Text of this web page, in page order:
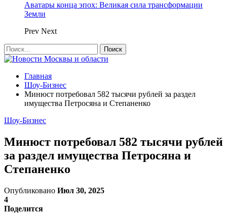
Аватары конца эпох: Великая сила трансформации
Земли
Prev Next
Главная
Шоу-Бизнес
Минюст потребовал 582 тысячи рублей за раздел
имущества Петросяна и Степаненко
Шоу-Бизнес
Минюст потребовал 582 тысячи рублей
за раздел имущества Петросяна и
Степаненко
Опубликовано Июл 30, 2025
4
Поделится